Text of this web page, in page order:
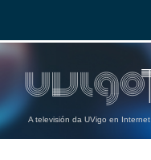
A televisión da UVigo en Internet